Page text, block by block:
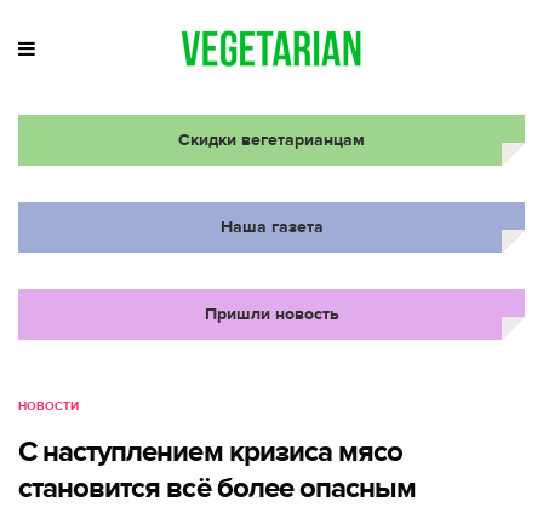
Скидки вегетарианцам
Наша газета
Пришли новость
НОВОСТИ
С наступлением кризиса мясо
становится всё более опасным